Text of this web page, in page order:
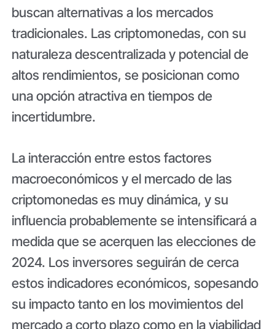
buscan alternativas a los mercados
tradicionales. Las criptomonedas, con su
naturaleza descentralizada y potencial de
altos rendimientos, se posicionan como
una opción atractiva en tiempos de
incertidumbre.
La interacción entre estos factores
macroeconómicos y el mercado de las
criptomonedas es muy dinámica, y su
influencia probablemente se intensificará a
medida que se acerquen las elecciones de
2024. Los inversores seguirán de cerca
estos indicadores económicos, sopesando
su impacto tanto en los movimientos del
mercado a corto plazo como en la viabilidad